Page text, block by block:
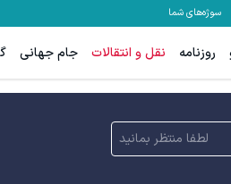
سوژه‌های شما
روزنامه نقل و انتقالات جام جهانی
لطفا منتظر بمانید